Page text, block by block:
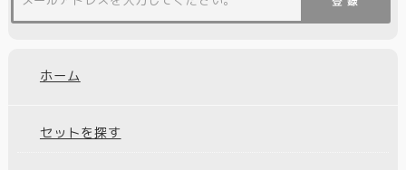
ホーム
セットを探す